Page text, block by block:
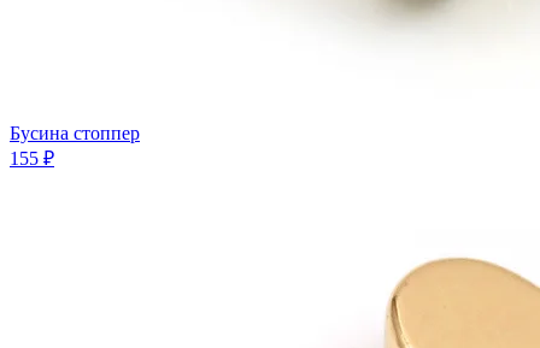
Бусина стоппер
155 ₽